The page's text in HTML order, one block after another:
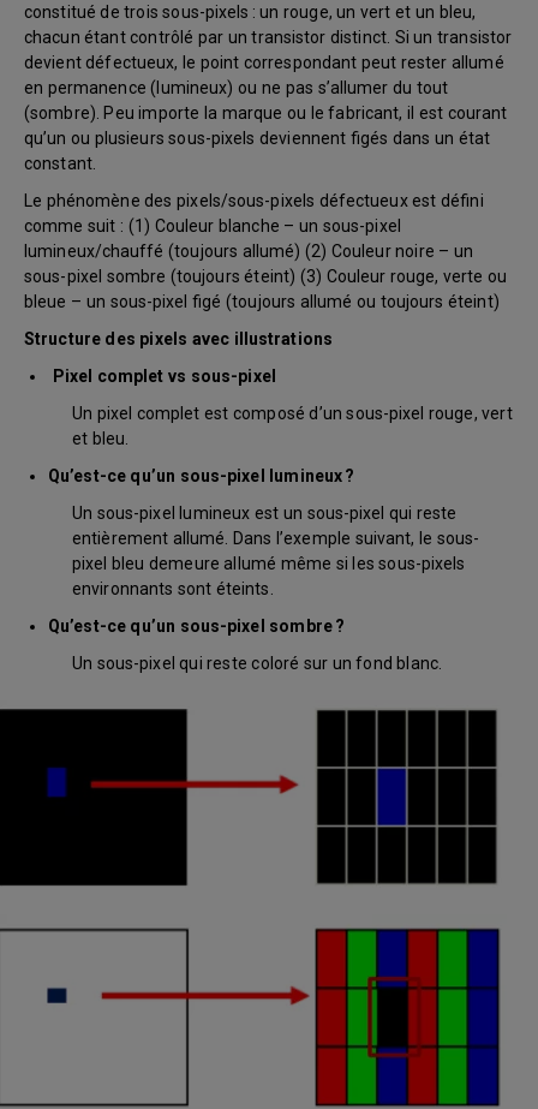
constitué de trois sous-pixels : un rouge, un vert et un bleu,
chacun étant contrôlé par un transistor distinct. Si un transistor
devient défectueux, le point correspondant peut rester allumé
en permanence (lumineux) ou ne pas s’allumer du tout
(sombre). Peu importe la marque ou le fabricant, il est courant
qu’un ou plusieurs sous-pixels deviennent figés dans un état
constant.
Le phénomène des pixels/sous-pixels défectueux est défini
comme suit : (1) Couleur blanche – un sous-pixel
lumineux/chauffé (toujours allumé) (2) Couleur noire – un
sous-pixel sombre (toujours éteint) (3) Couleur rouge, verte ou
bleue – un sous-pixel figé (toujours allumé ou toujours éteint)
Structure des pixels avec illustrations
Pixel complet vs sous-pixel
Un pixel complet est composé d’un sous-pixel rouge, vert
et bleu.
Qu’est-ce qu’un sous-pixel lumineux ?
Un sous-pixel lumineux est un sous-pixel qui reste
entièrement allumé. Dans l’exemple suivant, le sous-
pixel bleu demeure allumé même si les sous-pixels
environnants sont éteints.
Qu’est-ce qu’un sous-pixel sombre ?
Un sous-pixel qui reste coloré sur un fond blanc.